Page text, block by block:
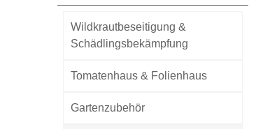
Wildkrautbeseitigung &
Schädlingsbekämpfung
Tomatenhaus & Folienhaus
Gartenzubehör